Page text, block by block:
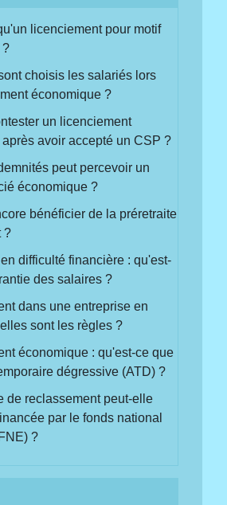
licenciement pour motif
?
choisis les salariés lors
économique ?
un licenciement
avoir accepté un CSP ?
peut percevoir un
économique ?
bénéficier de la préretraite
?
difficulté financière : qu'est-
des salaires ?
dans une entreprise en
sont les règles ?
économique : qu'est-ce que
dégressive (ATD) ?
de reclassement peut-elle
par le fonds national
?